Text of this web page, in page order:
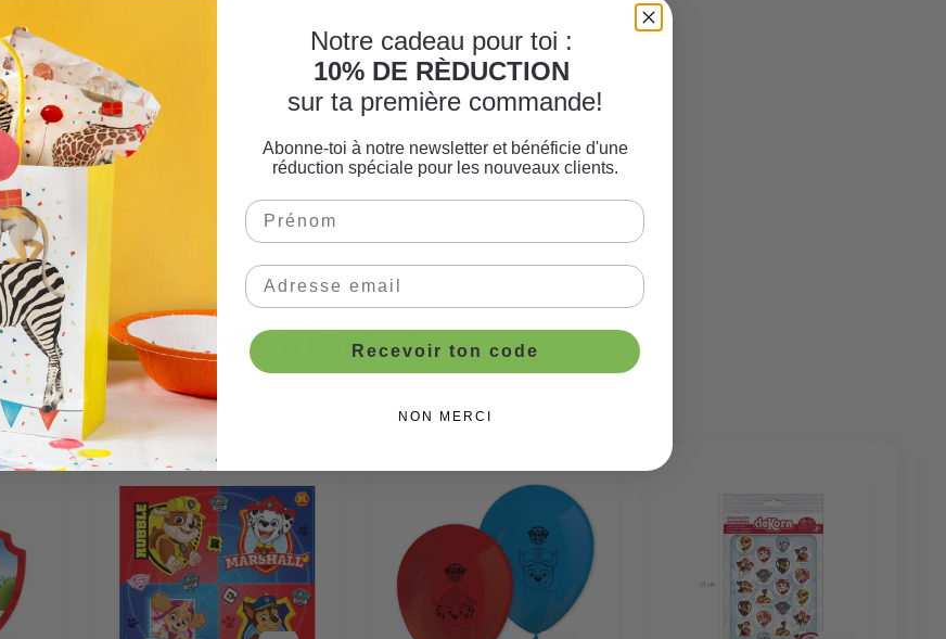
parfaite!
Produits similaires
Notre cadeau pour toi :
10% DE RÈDUCTION
sur ta première commande!
Abonne-toi à notre newsletter et bénéficie d'une
réduction spéciale pour les nouveaux clients.
Recevoir ton code
NON MERCI